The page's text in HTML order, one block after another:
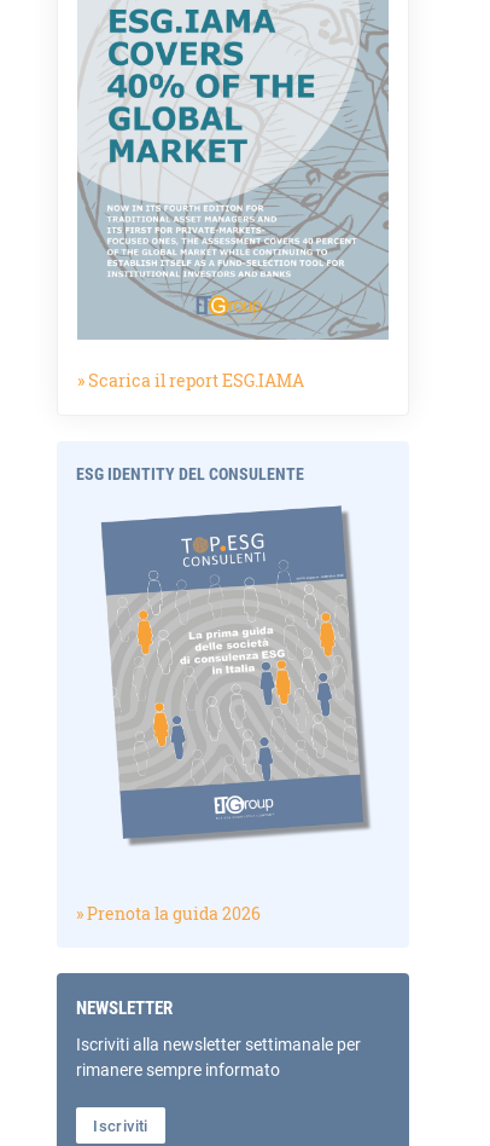
» Scarica il report ESG.IAMA
ESG IDENTITY DEL CONSULENTE
» Prenota la guida 2026
NEWSLETTER
Iscriviti alla newsletter settimanale per
rimanere sempre informato
Iscriviti